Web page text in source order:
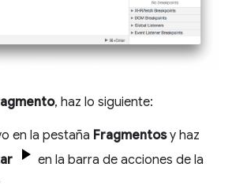
, haz lo siguiente:
en la pestaña Fragmentosy haz
en la barra de acciones de la